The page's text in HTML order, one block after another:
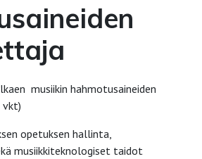
musiikin hahmotusaineiden
vkt)
opetuksen hallinta,
musiikkiteknologiset taidot